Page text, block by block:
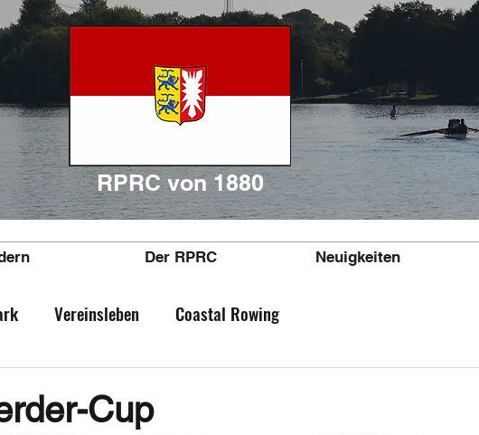
RPRC von 1880
Der RPRC Neuigkeiten
Vereinsleben Coastal Rowing
Cup